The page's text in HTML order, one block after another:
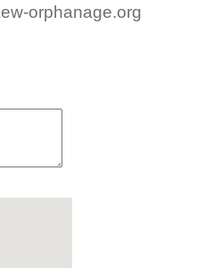
orphanage.org